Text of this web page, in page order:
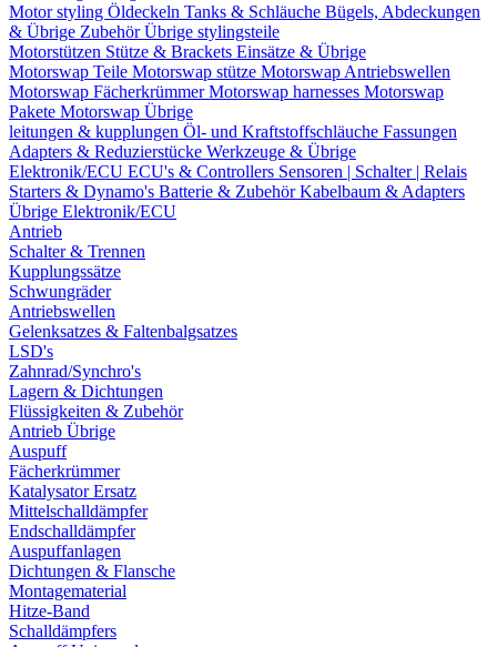
Motor styling Öldeckeln Tanks & Schläuche Bügels, Abdeckungen
& Übrige ZubehörÜbrige stylingsteile
Motorstützen Stütze & Brackets Einsätze & Übrige
Motorswap Teile Motorswap stütze Motorswap Antriebswellen
Motorswap FächerkrümmerMotorswap harnesses Motorswap
Pakete Motorswap Übrige
leitungen & kupplungen Öl- und Kraftstoffschläuche Fassungen
Adapters & Reduzierstücke Werkzeuge & Übrige
Elektronik/ECU ECU's & Controllers Sensoren | Schalter | Relais
Starters & Dynamo's Batterie & ZubehörKabelbaum & Adapters
Übrige Elektronik/ECU
Antrieb
Schalter & Trennen
Kupplungssätze
Schwungräder
Antriebswellen
Gelenksatzes & Faltenbalgsatzes
LSD's
Zahnrad/Synchro's
Lagern & Dichtungen
Flüssigkeiten & Zubehör
Antrieb Übrige
Auspuff
Fächerkrümmer
Katalysator Ersatz
Mittelschalldämpfer
Endschalldämpfer
Auspuffanlagen
Dichtungen & Flansche
Montagematerial
Hitze-Band
Schalldämpfers